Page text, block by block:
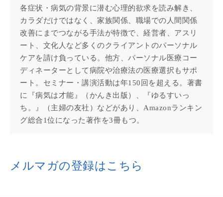
各症状・病気の背景に潜む心理的欲求を読み解き、
カラダだけではなく、家族関係、職場での人間関係
改善にまでつながる手法が特徴で、経営者、アスリ
ート、文化人など多くのクライアントのパーソナル
ケアを請け負っている。他方、パーソナル医療コー
ディネーターとして病院や治療法の医療選択もサポ
ート。セミナー・講演活動は年150回を超える。著書
に『病気は才能』（かんき出版）、『ゆるすいっ
ち。』（主婦の友社）などがあり、Amazonランキン
グ総合1位になった著作を3冊もつ。
メルマガの登録はこちら